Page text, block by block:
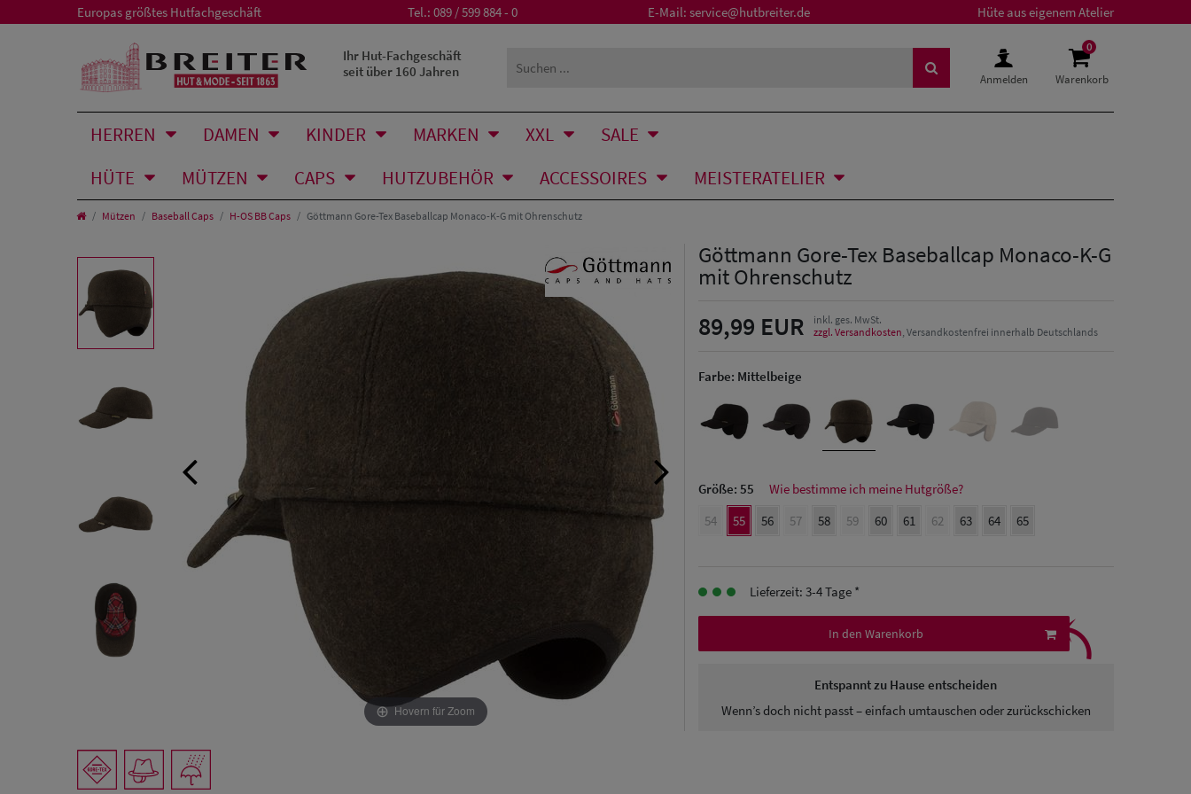
Europas größtes Hutfachgeschäft Tel.: 089 / 599 884 - 0 E-Mail: service@hutbreiter.de Hüte aus eigenem Atelier
Ihr Hut-Fachgeschäft
seit über 160 Jahren
Anmelden
0
Warenkorb
HERREN DAMEN KINDER MARKEN XXL
SALE
HÜTE
MÜTZEN CAPS HUTZUBEHÖR ACCESSOIRES MEISTERATELIER
Mützen Baseball Caps H-OS BB Caps Göttmann Gore-Tex Baseballcap Monaco-K-G mit Ohrenschutz
Hovern für Zoom
Göttmann Gore-Tex Baseballcap Monaco-K-G
mit Ohrenschutz
89,99 EUR
inkl. ges. MwSt.
zzgl. Versandkosten, Versandkostenfrei innerhalb Deutschlands
Farbe: Mittelbeige
Größe: 55
Wie bestimme ich meine Hutgröße?
54
55 56 57 58 59 60 61 62 63 64 65
Lieferzeit: 3-4 Tage *
In den Warenkorb
Entspannt zu Hause entscheiden
Wenn’s doch nicht passt – einfach umtauschen oder zurückschicken
⤹